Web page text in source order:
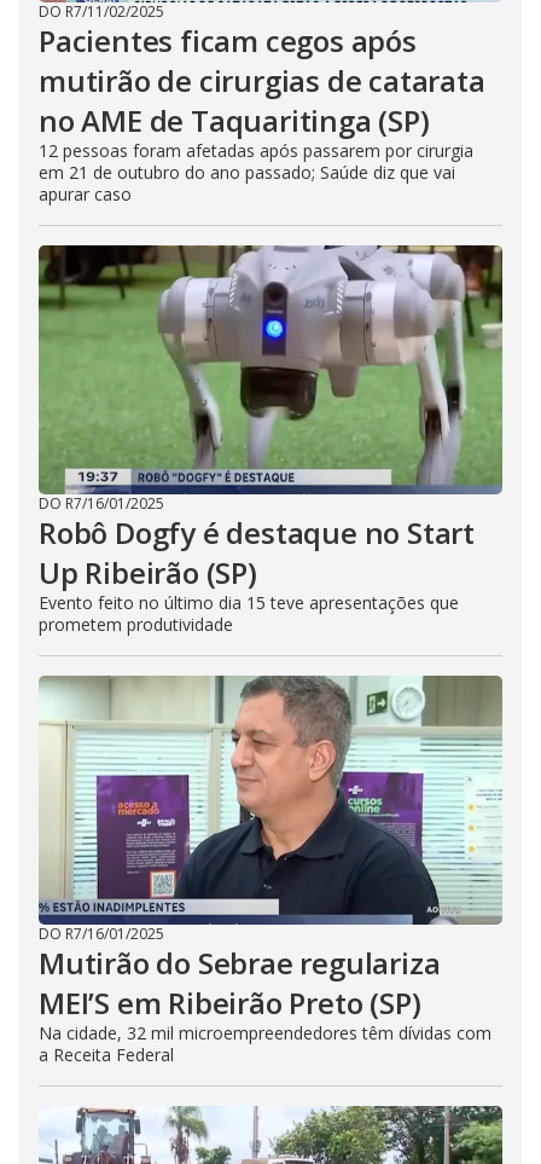
DO R7/11/02/2025
Pacientes ficam cegos após
mutirão de cirurgias de catarata
no AME de Taquaritinga (SP)
12 pessoas foram afetadas após passarem por cirurgia
em 21 de outubro do ano passado; Saúde diz que vai
apurar caso
DO R7/16/01/2025
Robô Dogfy é destaque no Start
Up Ribeirão (SP)
Evento feito no último dia 15 teve apresentações que
prometem produtividade
DO R7/16/01/2025
Mutirão do Sebrae regulariza
MEI’S em Ribeirão Preto (SP)
Na cidade, 32 mil microempreendedores têm dívidas com
a Receita Federal